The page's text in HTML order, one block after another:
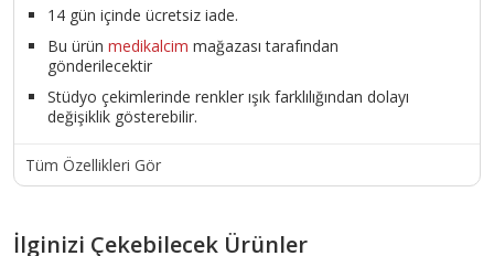
14 gün içinde ücretsiz iade.
Bu ürün medikalcim mağazası tarafından
gönderilecektir
Stüdyo çekimlerinde renkler ışık farklılığından dolayı
değişiklik gösterebilir.
Tüm Özellikleri Gör
İlginizi Çekebilecek Ürünler